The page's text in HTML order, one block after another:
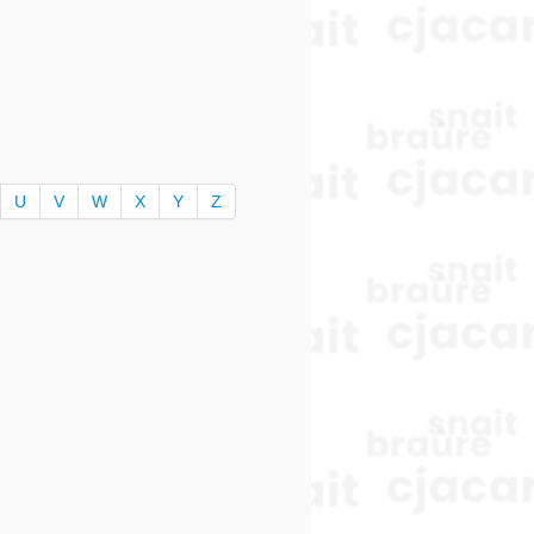
U V W X Y Z